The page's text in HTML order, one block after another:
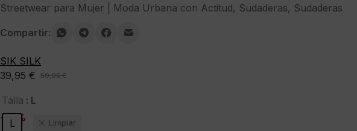
59,95€
El
precio
original
era:
39,95 €
El
precio
actual
es:
-33%
Talla : L
L
Limpiar
Streetwear para Mujer | Moda Urbana con Actitud, Sudaderas, Sudaderas
Compartir:
SIK SILK